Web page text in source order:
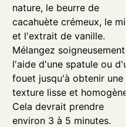
nature, le beurre de
cacahuète crémeux, le miel
et l'extrait de vanille.
Mélangez soigneusement à
l'aide d'une spatule ou d'un
fouet jusqu'à obtenir une
texture lisse et homogène.
Cela devrait prendre
environ 3 à 5 minutes.